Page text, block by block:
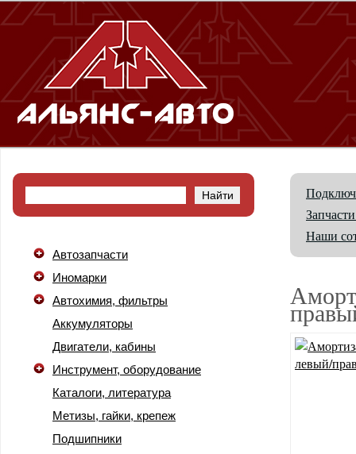
Автозапчасти
Иномарки
Автохимия, фильтры
Аккумуляторы
Двигатели, кабины
Инструмент, оборудование
Каталоги, литература
Метизы, гайки, крепеж
Подшипники
Наши